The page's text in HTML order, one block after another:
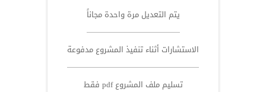
يتم التعديل مرة واحدة مجاناً
الاستشارات أثناء تنفيذ المشروع مدفوعة
تسليم ملف المشروع pdf فقط